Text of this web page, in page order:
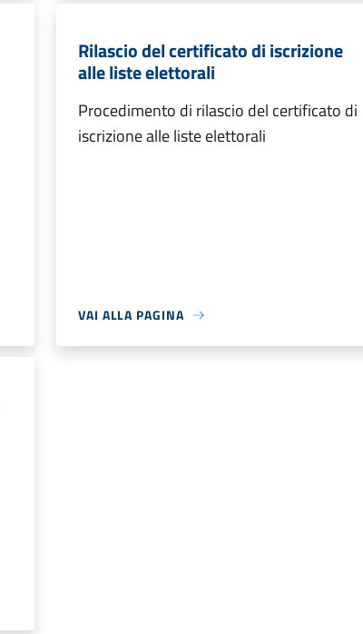
Rilascio del certificato di iscrizione
alle liste elettorali
Procedimento di rilascio del certificato di
iscrizione alle liste elettorali
VAI ALLA PAGINA